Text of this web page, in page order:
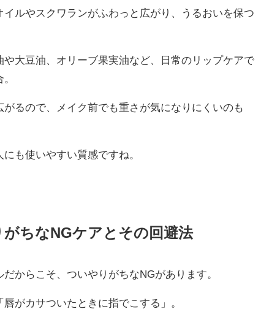
イルやスクワランがふわっと広がり、うるおいを保つ
や大豆油、オリーブ果実油など、日常のリップケアで
るので、メイク前でも重さが気になりにくいのも
も使いやすい質感ですね。
がちなNGケアとその回避法
だからこそ、ついやりがちなNGがあります。
がカサついたときに指でこする」。